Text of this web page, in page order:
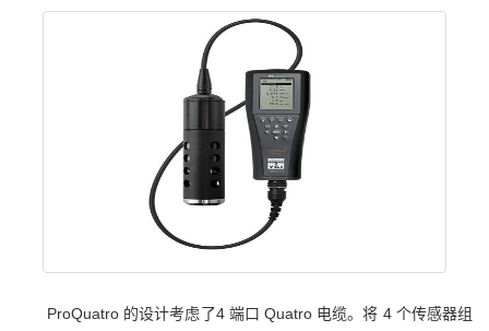
ProQuatro 的设计考虑了4 端口 Quatro 电缆。将 4 个传感器组